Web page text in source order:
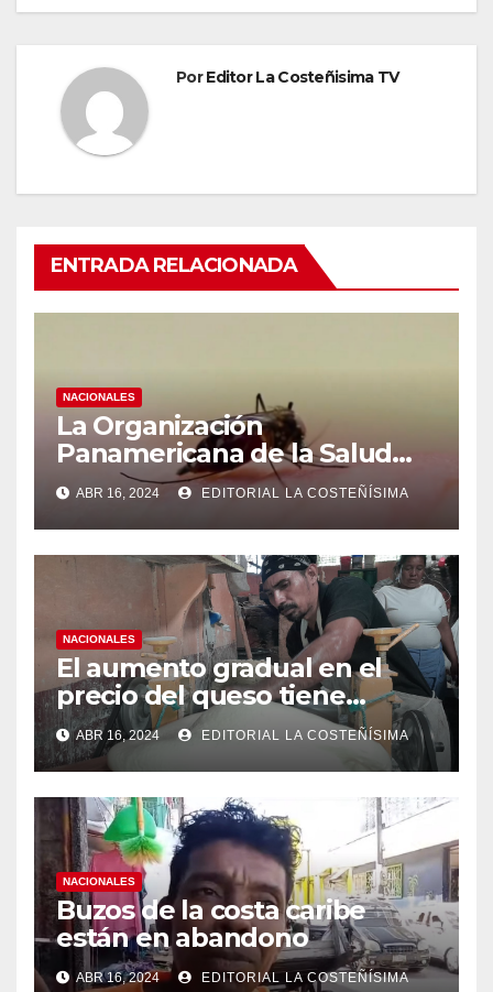
PorEditor La Costeñisima TV
ENTRADA RELACIONADA
NACIONALES
La Organización
Panamericana de la Salud
(OPS), recomienda reforzar
medidas ante el aumento de
casos de dengue
ABR 16, 2024 EDITORIAL LA COSTEÑÍSIMA
NACIONALES
El aumento gradual en el
precio del queso tiene
efectos a las Panaderias
ABR 16, 2024 EDITORIAL LA COSTEÑÍSIMA
NACIONALES
Buzos de la costa caribe
están en abandono
ABR 16, 2024 EDITORIAL LA COSTEÑÍSIMA